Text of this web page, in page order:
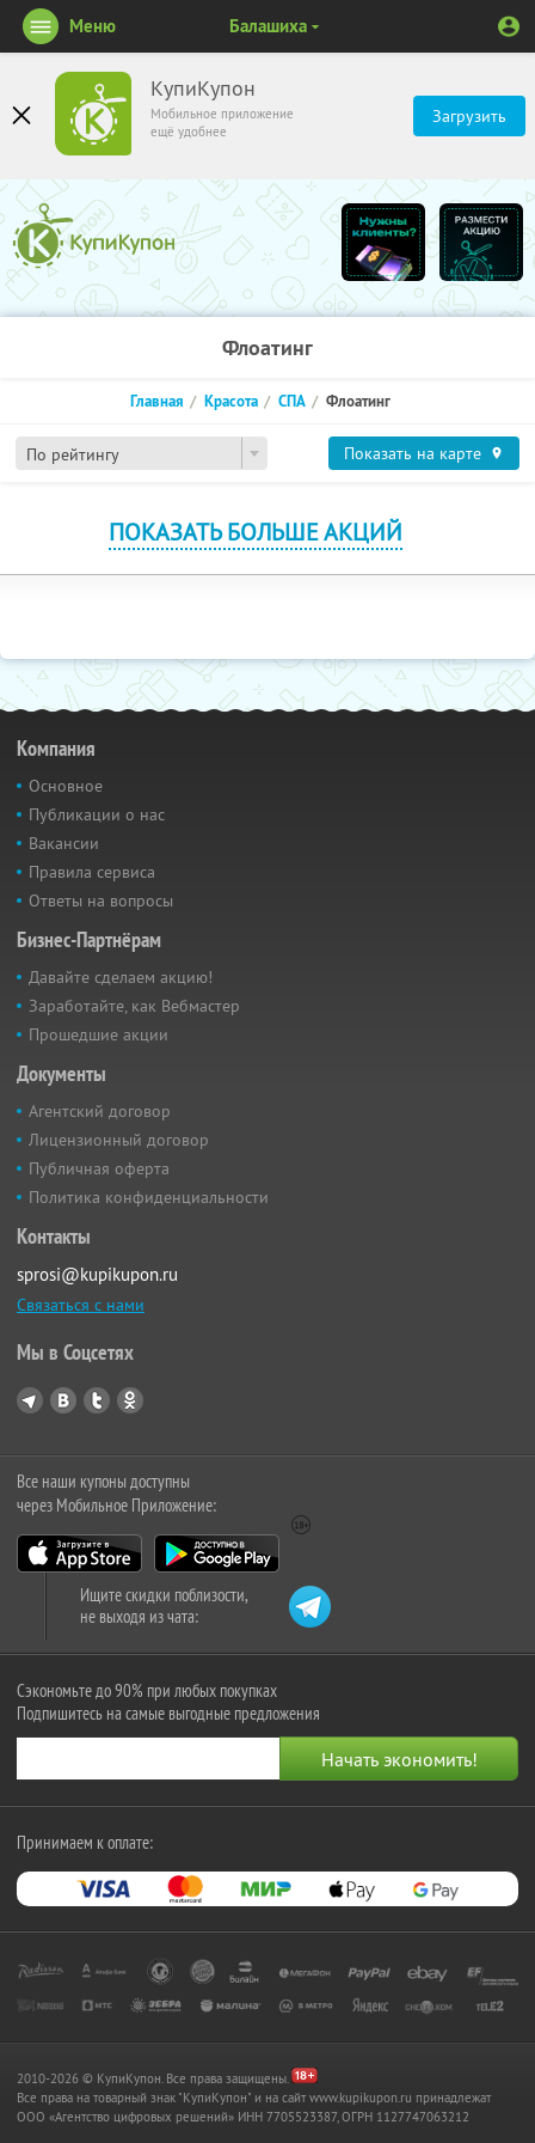
КупиКупон
Мобильное приложение
ещё удобнее
Загрузить
Меню Балашиха
Флоатинг
По рейтингу
Главная Красота СПА Флоатинг
Показать на карте
ПОКАЗАТЬ БОЛЬШЕ АКЦИЙ
Компания
Основное
Публикации о нас
Вакансии
Правила сервиса
Ответы на вопросы
Бизнес-Партнёрам
Давайте сделаем акцию!
Заработайте, как Вебмастер
Прошедшие акции
Документы
Агентский договор
Лицензионный договор
Публичная оферта
Политика конфиденциальности
Контакты
sprosi@kupikupon.ru
Связаться с нами
Мы в Соцсетях
Все наши купоны доступны
через Мобильное Приложение:
Ищите скидки поблизости,
не выходя из чата:
Сэкономьте до 90% при любых покупках
Подпишитесь на самые выгодные предложения
Принимаем к оплате:
2010-2026 © КупиКупон. Все права защищены.
Все права на товарный знак "КупиКупон" и на сайт www.kupikupon.ru принадлежат
OOO «Агентство цифровых решений» ИНН 7705523387, ОГРН 1127747063212